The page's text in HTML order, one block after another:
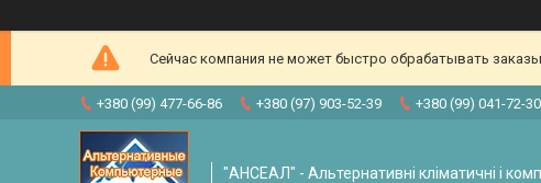
Сейчас компания не может быстро обрабатывать
+380 (99) 477-66-86 +380 (97) 903-52-39 +380 (99) 041-72-30
"АНСЕАЛ" - Альтернативні кліматичні і